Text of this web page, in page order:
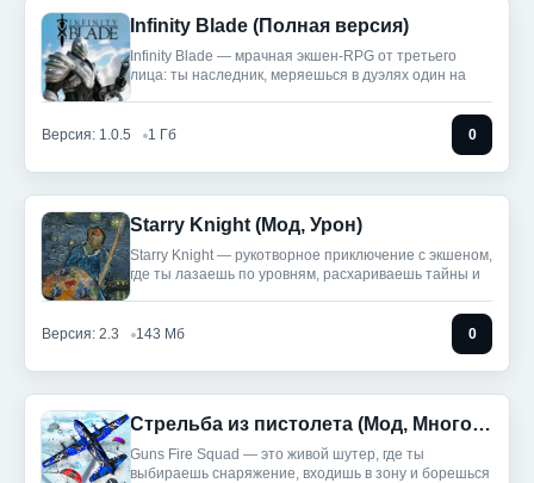
Infinity Blade (Полная версия)
Infinity Blade — мрачная экшен-RPG от третьего
лица: ты наследник, меряешься в дуэлях один на
Версия: 1.0.5 1 Гб 0
Starry Knight (Мод, Урон)
Starry Knight — рукотворное приключение с экшеном,
где ты лазаешь по уровням, расхариваешь тайны и
Версия: 2.3 143 Мб 0
Стрельба из пистолета (Мод, Много денег)
Guns Fire Squad — это живой шутер, где ты
выбираешь снаряжение, входишь в зону и борешься